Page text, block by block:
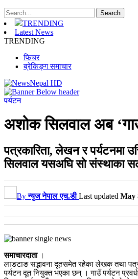
TRENDING
Latest News
TRENDING
फिचर
ब्रेकिङ्ग समाचार
पर्यटन
अशोक सिलवाल अब
पत्रकारिता, लेखन र पर्यटनमा
सिलवाल यसअघि साे संस्थाका
Byन्युज नेपाल एच.डी Last updated May
समाचारदाता।
लाङटाङ सद्भावना दूतसमेत रहेका लेखक तथा
पर्यटन दूत नियुक्त भएका छन् । गाउँ पर्यटन